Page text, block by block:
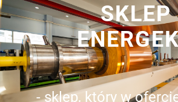
SKLEP
- sklep, który w